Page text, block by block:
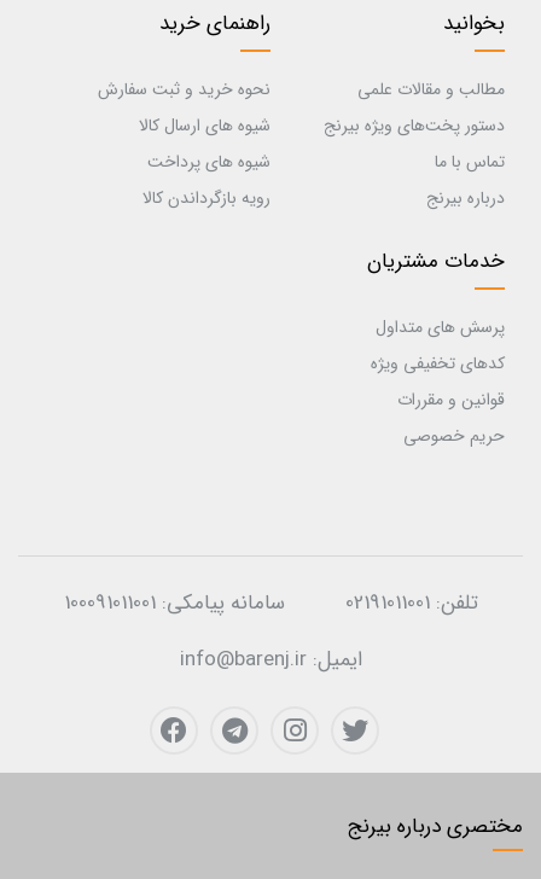
بخوانید
مطالب و مقالات علمی
دستور پخت‌های ویژه بیرنج
تماس با ما
درباره بیرنج
راهنمای خرید
نحوه خرید و ثبت سفارش
شیوه های ارسال کالا
شیوه های پرداخت
رویه بازگرداندن کالا
خدمات مشتریان
پرسش های متداول
کدهای تخفیفی ویژه
قوانین و مقررات
حریم خصوصی
تلفن:02191011001 سامانه پیامکی:100091011001
ایمیل:info@barenj.ir
مختصری درباره بیرنج